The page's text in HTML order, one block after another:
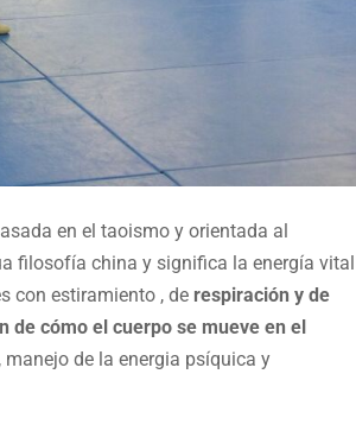
en el taoismo y orientada al
filosofía china y significa la energía vital
con estiramiento , de respiración y de
de cómo el cuerpo se mueve en el
de la energia psíquica y